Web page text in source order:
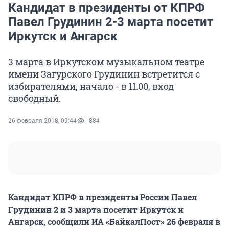
Кандидат в президенты от КПРФ
Павел Грудинин 2-3 марта посетит
Иркутск и Ангарск
3 марта в Иркутском музыкальном театре
имени Загурского Грудинин встретится с
избирателями, начало - в 11.00, вход
свободный.
26 февраля 2018, 09:44 884
Кандидат КПРФ в президенты России Павел
Грудинин 2 и 3 марта посетит Иркутск и
Ангарск, сообщили ИА «БайкалПост» 26 февраля в